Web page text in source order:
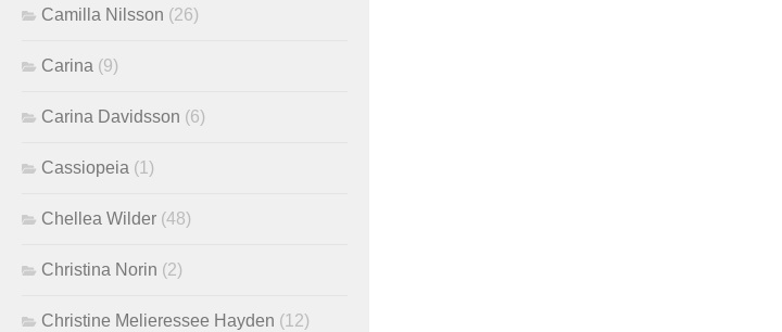
Camilla Nilsson (26)
Carina (9)
Carina Davidsson (6)
Cassiopeia (1)
Chellea Wilder (48)
Christina Norin (2)
Christine Melieressee Hayden (12)